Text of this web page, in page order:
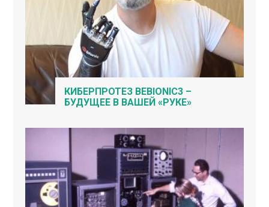
КИБЕРПРОТЕЗ BEBIONIC3 –
БУДУЩЕЕ В ВАШЕЙ «РУКЕ»